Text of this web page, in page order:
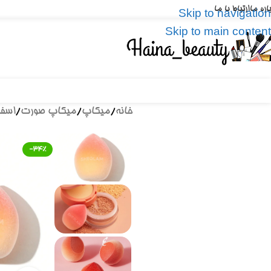
Skip to navigation
Skip to main content
ماارتباط با ما
خانه/میکاپ/میکاپ صورت/
-34%